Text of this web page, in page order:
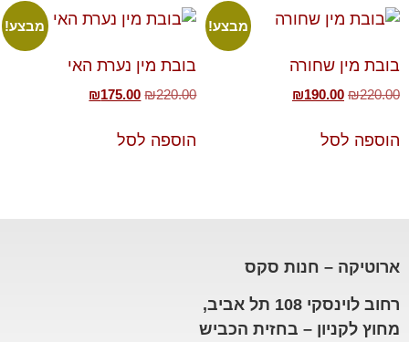
מבצע!
בובת מין שחורה
₪220.00
₪190.00
הוספה לסל
מבצע!
בובת מין נערת האי
₪220.00
₪175.00
הוספה לסל
ארוטיקה – חנות סקס
רחוב לוינסקי 108 תל אביב,
מחוץ לקניון – בחזית הכביש